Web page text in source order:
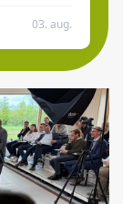
03. aug.